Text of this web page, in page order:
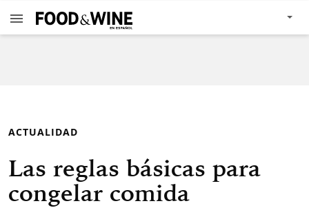
ACTUALIDAD
Las reglas básicas para
congelar comida